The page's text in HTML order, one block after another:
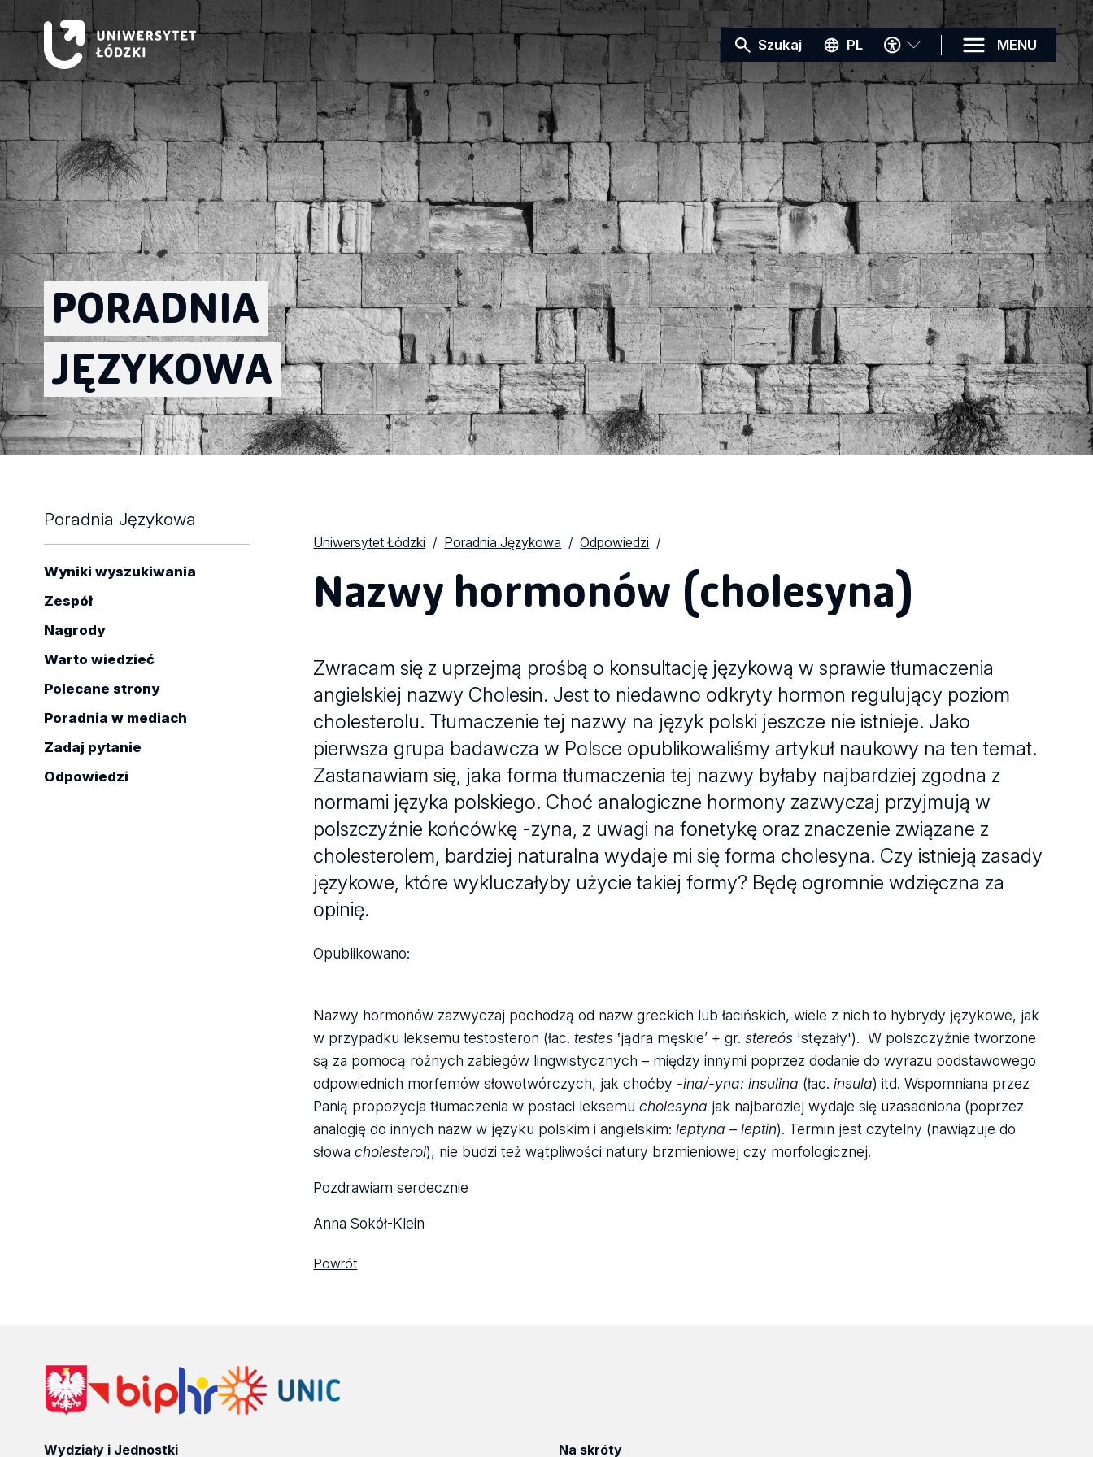
Szukaj PL
MENU
DOSTĘPNOŚCI
MENU
PORADNIA
JĘZYKOWA
Poradnia Językowa
Wyniki wyszukiwania
Zespół
Nagrody
Warto wiedzieć
Polecane strony
Poradnia w mediach
Zadaj pytanie
Odpowiedzi
Uniwersytet Łódzki Poradnia Językowa Odpowiedzi
Nazwy hormonów (cholesyna)
Zwracam się z uprzejmą prośbą o konsultację językową w sprawie tłumaczenia
angielskiej nazwy Cholesin. Jest to niedawno odkryty hormon regulujący poziom
cholesterolu. Tłumaczenie tej nazwy na język polski jeszcze nie istnieje. Jako
pierwsza grupa badawcza w Polsce opublikowaliśmy artykuł naukowy na ten temat.
Zastanawiam się, jaka forma tłumaczenia tej nazwy byłaby najbardziej zgodna z
normami języka polskiego. Choć analogiczne hormony zazwyczaj przyjmują w
polszczyźnie końcówkę -zyna, z uwagi na fonetykę oraz znaczenie związane z
cholesterolem, bardziej naturalna wydaje mi się forma cholesyna. Czy istnieją zasady
językowe, które wykluczałyby użycie takiej formy? Będę ogromnie wdzięczna za
opinię.
Opublikowano:
Nazwy hormonów zazwyczaj pochodzą od nazw greckich lub łacińskich, wiele z nich to hybrydy językowe, jak
w przypadku leksemu testosteron (łac.testes ‛jądra męskie’ + gr.stereós 'stężały'). W polszczyźnie tworzone
są za pomocą różnych zabiegów lingwistycznych – między innymi poprzez dodanie do wyrazu podstawowego
odpowiednich morfemów słowotwórczych, jak choćby -ina/-yna: insulina (łac.insula) itd. Wspomniana przez
Panią propozycja tłumaczenia w postaci leksemucholesyna jak najbardziej wydaje się uzasadniona (poprzez
analogię do innych nazw w języku polskim i angielskim:leptyna – leptin). Termin jest czytelny (nawiązuje do
słowacholesterol), nie budzi też wątpliwości natury brzmieniowej czy morfologicznej.
Pozdrawiam serdecznie
Anna Sokół-Klein
Powrót
Wydziały i Jednostki Na skróty